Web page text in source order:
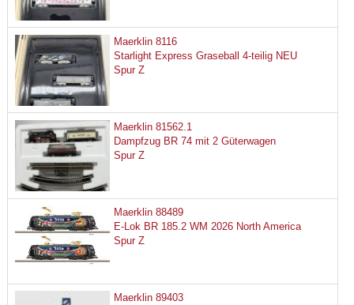
Maerklin 8116
Starlight Express Graseball 4-teilig NEU
Spur Z
Maerklin 81562.1
Dampfzug BR 74 mit 2 Güterwagen
Spur Z
Maerklin 88489
E-Lok BR 185.2 WM 2026 North America
Spur Z
Maerklin 89403